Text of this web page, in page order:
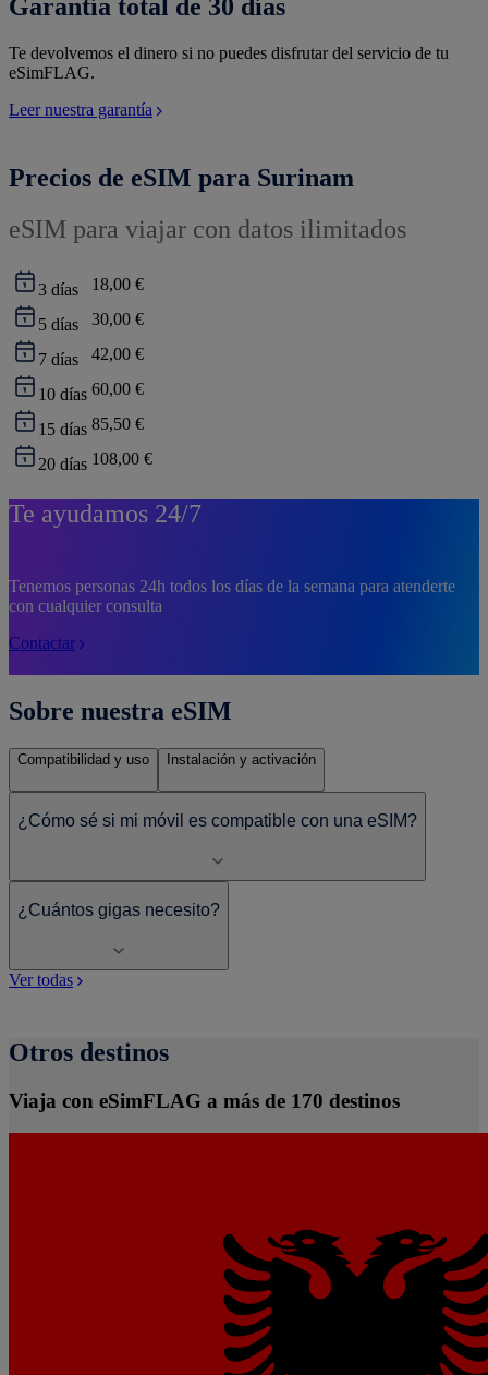
Garantía total de 30 días
Te devolvemos el dinero si no puedes disfrutar del servicio de tu
eSimFLAG.
Leer nuestra garantía
Precios de eSIM para Surinam
eSIM para viajar con datos ilimitados
3 días 18,00 €
5 días 30,00 €
7 días 42,00 €
10 días 60,00 €
15 días 85,50 €
20 días 108,00 €
Te ayudamos 24/7
Tenemos personas 24h todos los días de la semana para atenderte
con cualquier consulta
Contactar
Sobre nuestra eSIM
Compatibilidad y uso Instalación y activación
¿Cómo sé si mi móvil es compatible con una eSIM?
¿Cuántos gigas necesito?
Ver todas
Otros destinos
Viaja con eSimFLAG a más de 170 destinos